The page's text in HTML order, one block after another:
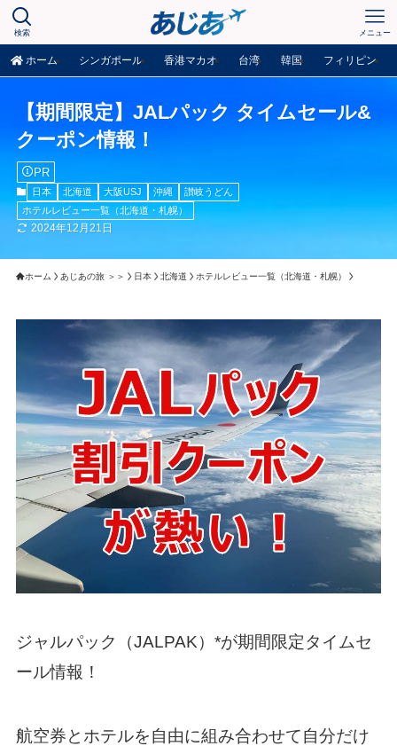
検索 メニュー
ホーム シンガポール 香港マカオ 台湾 韓国 フィリピン
【期間限定】JALパック タイムセール&
クーポン情報！
PR
日本 北海道 大阪USJ 沖縄
讃岐うどん
ホテルレビュー一覧（北海道・札幌）
2024年12月21日
ホーム あじあの旅 ＞＞ 日本 北海道 ホテルレビュー一覧（北海道・札幌）
ジャルパック（JALPAK）*が期間限定タイムセ
ール情報！
航空券とホテルを自由に組み合わせて自分だけ